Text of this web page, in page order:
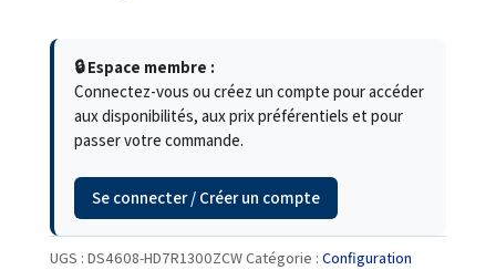
🔒 Espace membre :
Connectez-vous ou créez un compte pour accéder
aux disponibilités, aux prix préférentiels et pour
passer votre commande.
Se connecter / Créer un compte
UGS : DS4608-HD7R1300ZCWCatégorie : Configuration